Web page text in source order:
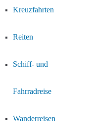
Kreuzfahrten
Reiten
Schiff- und
Fahrradreise
Wanderreisen